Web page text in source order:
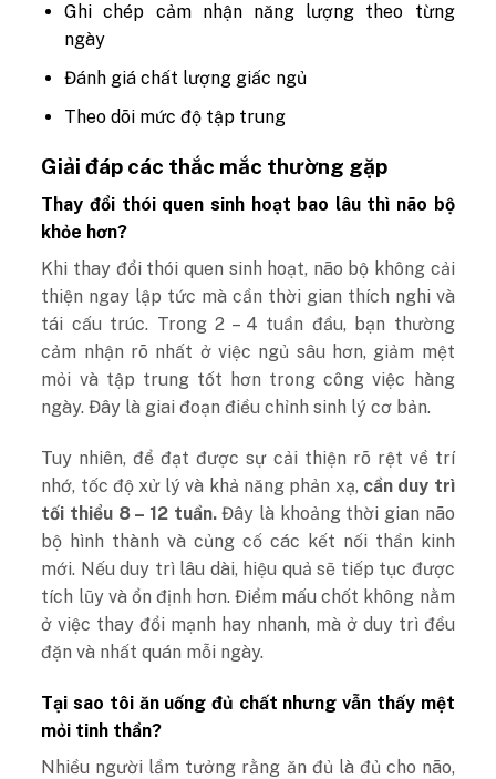
Ghi chép cảm nhận năng lượng theo từng
ngày
Đánh giá chất lượng giấc ngủ
Theo dõi mức độ tập trung
Giải đáp các thắc mắc thường gặp
Thay đổi thói quen sinh hoạt bao lâu thì não bộ
khỏe hơn?
Khi thay đổi thói quen sinh hoạt, não bộ không cải
thiện ngay lập tức mà cần thời gian thích nghi và
tái cấu trúc. Trong 2 – 4 tuần đầu, bạn thường
cảm nhận rõ nhất ở việc ngủ sâu hơn, giảm mệt
mỏi và tập trung tốt hơn trong công việc hàng
ngày. Đây là giai đoạn điều chỉnh sinh lý cơ bản.
Tuy nhiên, để đạt được sự cải thiện rõ rệt về trí
nhớ, tốc độ xử lý và khả năng phản xạ, cần duy trì
tối thiểu 8 – 12 tuần.Đây là khoảng thời gian não
bộ hình thành và củng cố các kết nối thần kinh
mới. Nếu duy trì lâu dài, hiệu quả sẽ tiếp tục được
tích lũy và ổn định hơn.Điểm mấu chốt không nằm
ở việc thay đổi mạnh hay nhanh, mà ở duy trì đều
đặn và nhất quán mỗi ngày.
Tại sao tôi ăn uống đủ chất nhưng vẫn thấy mệt
mỏi tinh thần?
Nhiều người lầm tưởng rằng ăn đủ là đủ cho não,